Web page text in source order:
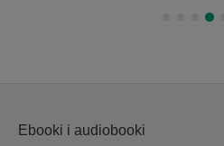
Ebooki i audiobooki